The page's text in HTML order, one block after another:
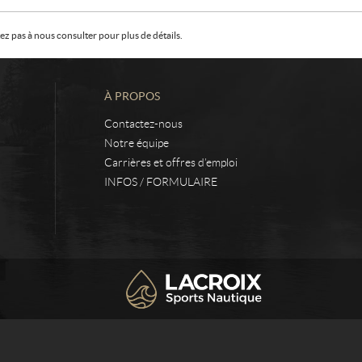
pas à nous consulter pour plus de détails.
À PROPOS
Contactez-nous
Notre équipe
Carrières et offres d’emploi
INFOS / FORMULAIRE